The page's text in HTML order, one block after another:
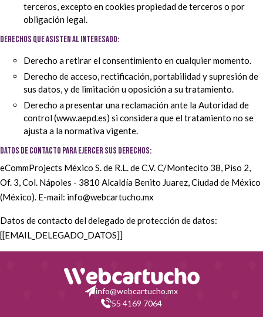
terceros, excepto en cookies propiedad de terceros o por
obligación legal.
DERECHOS QUE ASISTEN AL INTERESADO:
Derecho a retirar el consentimiento en cualquier momento.
Derecho de acceso, rectificación, portabilidad y supresión de
sus datos, y de limitación u oposición a su tratamiento.
Derecho a presentar una reclamación ante la Autoridad de
control (www.aepd.es) si considera que el tratamiento no se
ajusta a la normativa vigente.
DATOS DE CONTACTO PARA EJERCER SUS DERECHOS:
eCommProjects México S. de R.L. de C.V. C/Montecito 38, Piso 2,
Of. 3, Col. Nápoles - 3810 Alcaldía Benito Juarez, Ciudad de México
(México). E-mail: info@webcartucho.mx
Datos de contacto del delegado de protección de datos:
[[EMAIL_DELEGADO_DATOS]]
info@webcartucho.mx
55 4169 7064